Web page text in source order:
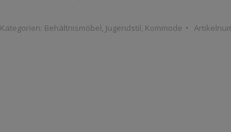
Kategorien: Behältnismöbel, Jugendstil, Kommode